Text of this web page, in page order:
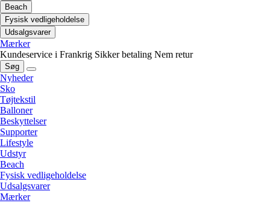
Beach
Fysisk vedligeholdelse
Udsalgsvarer
Mærker
Kundeservice i Frankrig Sikker betaling Nem retur
Søg
Nyheder
Sko
Tøjtekstil
Balloner
Beskyttelser
Supporter
Lifestyle
Udstyr
Beach
Fysisk vedligeholdelse
Udsalgsvarer
Mærker